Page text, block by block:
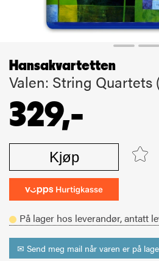
Hansakvartetten
Valen: String Quartets
329,-
Kjøp
På lager hos leverandør,antatt
✉ Send meg mail når varen er på